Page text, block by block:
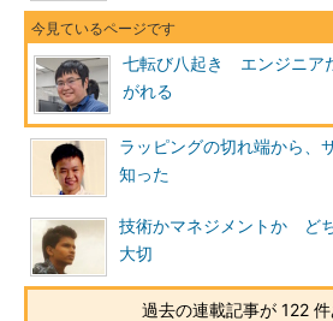
のスケジュールと教材管理システムを仕
です。他の先生や保護者に使ってもらっ
やすい」と喜んでもらって。そこで、や
ングが好きで、天職はプログラマー、エ
して、エンジニアとして復職することを
阿部川その時は、先生の仕事に未練は
ヤップさん
かなり悩みましたね。先生
で。でも、システムを作る楽しさが忘れ
は4年間務め、その後、ソフツーに入社
七転び八起き エンジニア
がれる
ラッピングの切れ端から、
知った
技術かマネジメントか ど
大切
過去の連載記事が 122